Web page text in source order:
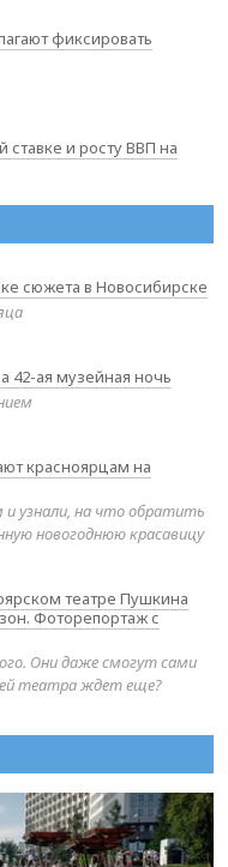
фиксировать
и росту ВВП на
сюжета в Новосибирске
42-ая музейная ночь
красноярцам на
и узнали, на что обратить
новогоднюю красавицу
театре Пушкина
Фоторепортаж с
Они даже смогут сами
театра ждет еще?